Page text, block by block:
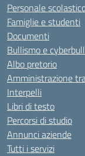
Personale
Famiglie e studenti
Documenti
Bullismo e
Albo pretorio
Amministrazione
Interpelli
Libri di testo
Percorsi di studio
Annunci aziende
Tutti i servizi